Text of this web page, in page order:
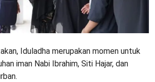
Iduladha merupakan momen untuk
iman Nabi Ibrahim, Siti Hajar, dan